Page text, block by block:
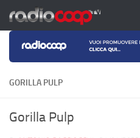
Salta al contenuto
GORILLA PULP
Gorilla Pulp